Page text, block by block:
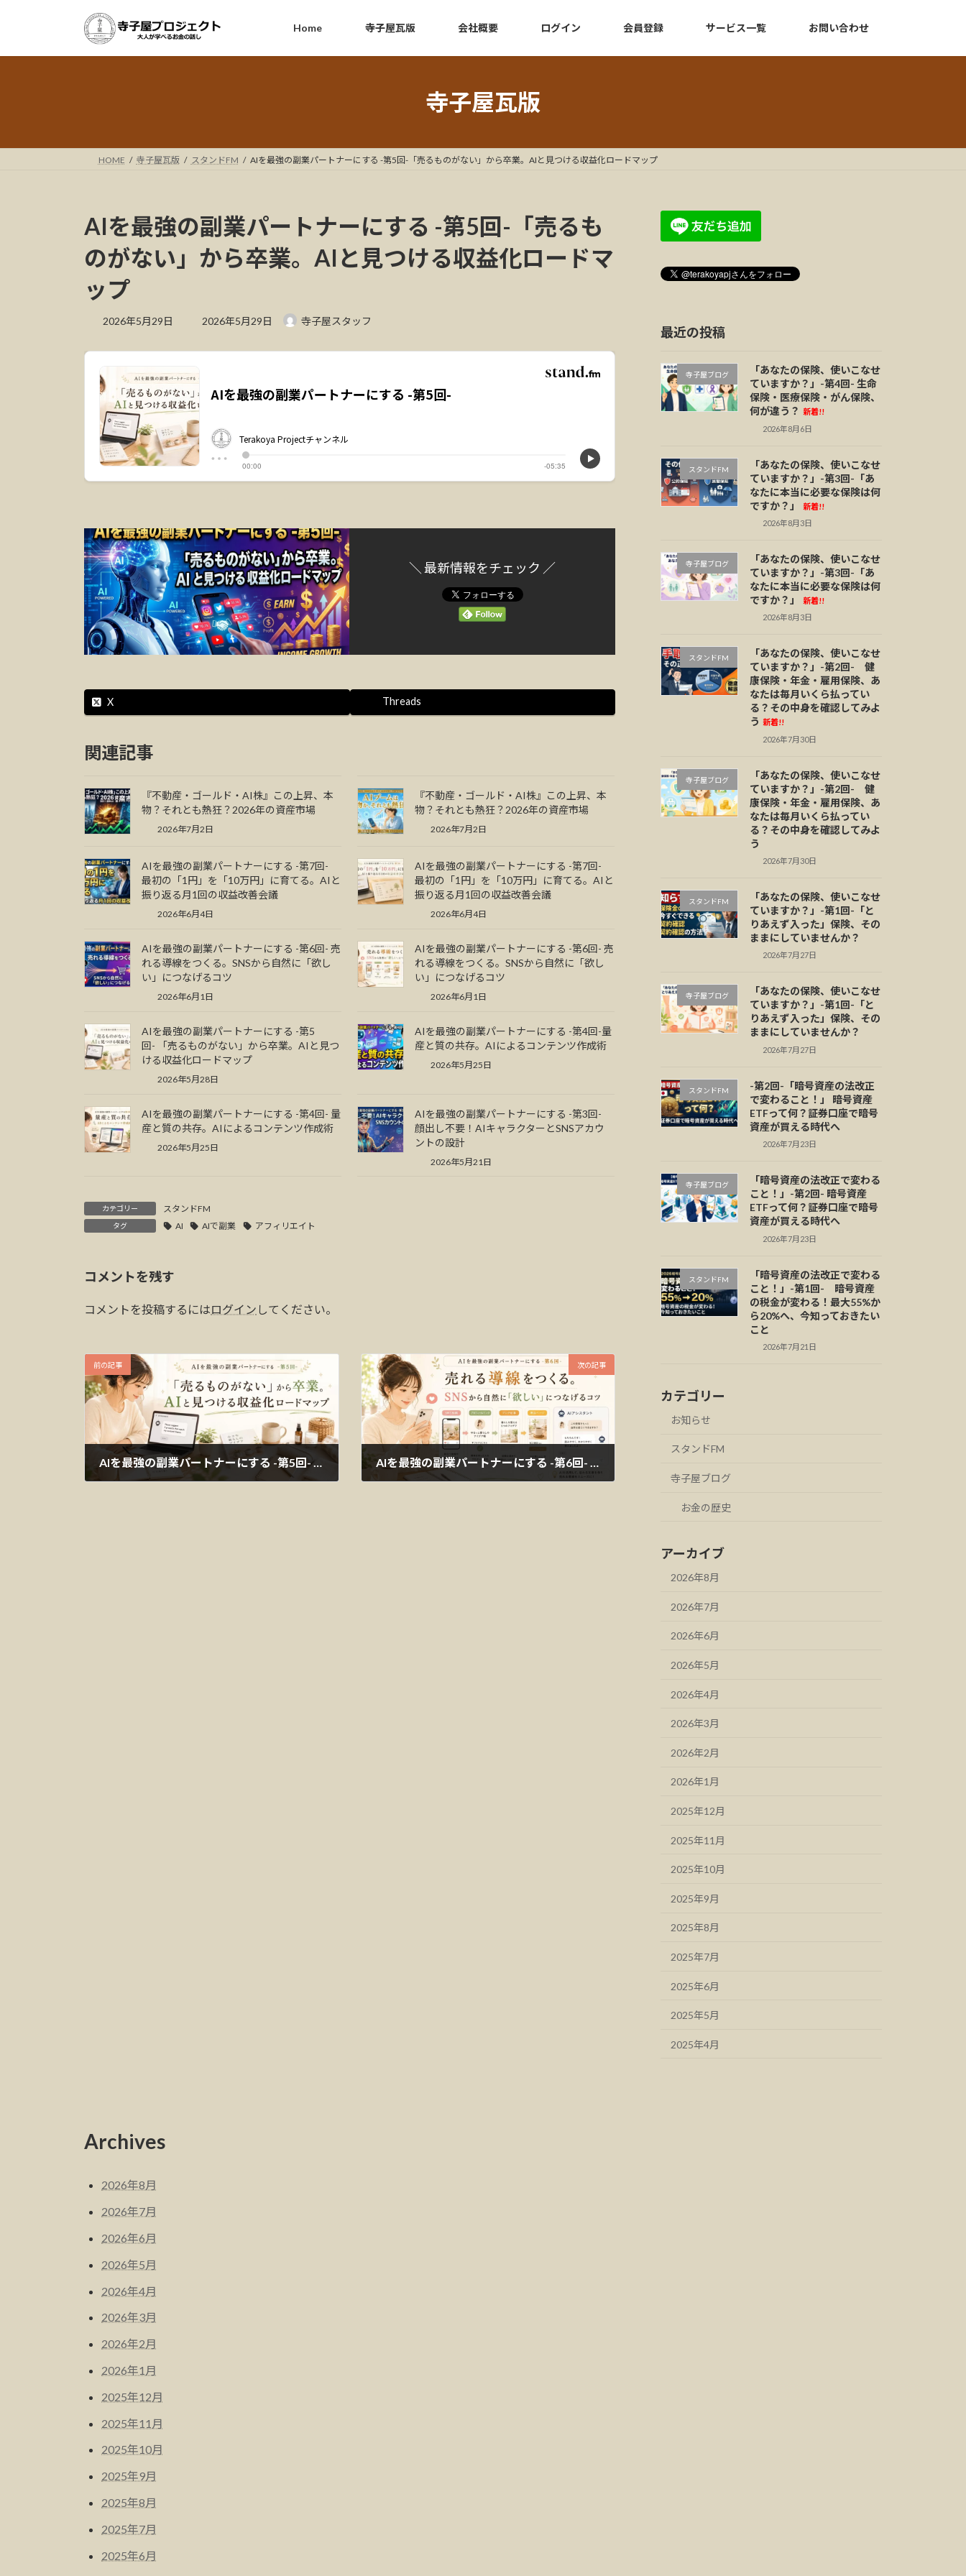
ン
ッ
ー
移
Home 寺子屋瓦版 会社概要 ログイン 会員登録 サービス一覧 お問い合わせ
寺子屋瓦版
HOME 寺子屋瓦版 スタンドFM AIを最強の副業パートナーにする -第5回-「売るものがない」から卒業。AIと見つける収益化ロードマップ
AIを最強の副業パートナーにする -第5回-「売るも
のがない」から卒業。AIと見つける収益化ロードマ
ップ
2026年5月29日
最
2026年5月29日 寺子屋スタッフ
＼ 最新情報をチェック ／
X Threads
関連記事
『不動産・ゴールド・AI株』この上昇、本
物？それとも熱狂？2026年の資産市場
2026年7月2日
『不動産・ゴールド・AI株』この上昇、本
物？それとも熱狂？2026年の資産市場
2026年7月2日
AIを最強の副業パートナーにする -第7回-
最初の「1円」を「10万円」に育てる。AIと
振り返る月1回の収益改善会議
2026年6月4日
AIを最強の副業パートナーにする -第7回-
最初の「1円」を「10万円」に育てる。AIと
振り返る月1回の収益改善会議
2026年6月4日
AIを最強の副業パートナーにする -第6回- 売
れる導線をつくる。SNSから自然に「欲し
い」につなげるコツ
2026年6月1日
AIを最強の副業パートナーにする -第6回- 売
れる導線をつくる。SNSから自然に「欲し
い」につなげるコツ
2026年6月1日
AIを最強の副業パートナーにする -第5
回- 「売るものがない」から卒業。AIと見つ
ける収益化ロードマップ
2026年5月28日
AIを最強の副業パートナーにする -第4回-量
産と質の共存。AIによるコンテンツ作成術
2026年5月25日
AIを最強の副業パートナーにする -第4回- 量
産と質の共存。AIによるコンテンツ作成術
2026年5月25日
AIを最強の副業パートナーにする -第3回-
顔出し不要！AIキャラクターとSNSアカウ
ントの設計
2026年5月21日
カテゴリー スタンドFM
タグ AI AIで副業 アフィリエイト
コメントを残す
コメントを投稿するにはログイン してください。
前の記事
AIを最強の副業パートナーにする -第5回- 「売るものがない」から卒業。AIと見つける収益化ロードマップ
次の記事
最近の投稿
寺子屋ブログ
「あなたの保険、使いこなせ
ていますか？」-第4回- 生命
保険・医療保険・がん保険、
何が違う？ 新着!!
2026年8月6日
スタンドFM
「あなたの保険、使いこなせ
ていますか？」-第3回-「あ
なたに本当に必要な保険は何
ですか？」
新着!!
2026年8月3日
寺子屋ブログ
「あなたの保険、使いこなせ
ていますか？」-第3回-「あ
なたに本当に必要な保険は何
ですか？」
新着!!
2026年8月3日
スタンドFM
「あなたの保険、使いこなせ
ていますか？」-第2回- 健
康保険・年金・雇用保険、あ
なたは毎月いくら払ってい
る？その中身を確認してみよ
う 新着!!
2026年7月30日
寺子屋ブログ
「あなたの保険、使いこなせ
ていますか？」-第2回- 健
康保険・年金・雇用保険、あ
なたは毎月いくら払ってい
る？その中身を確認してみよ
う
2026年7月30日
スタンドFM
「あなたの保険、使いこなせ
ていますか？」-第1回-「と
りあえず入った」保険、その
ままにしていませんか？
2026年7月27日
寺子屋ブログ
「あなたの保険、使いこなせ
ていますか？」-第1回-「と
りあえず入った」保険、その
ままにしていませんか？
2026年7月27日
スタンドFM
-第2回-「暗号資産の法改正
で変わること！」 暗号資産
ETFって何？証券口座で暗号
資産が買える時代へ
2026年7月23日
寺子屋ブログ
「暗号資産の法改正で変わる
こと！」-第2回- 暗号資産
ETFって何？証券口座で暗号
資産が買える時代へ
2026年7月23日
スタンドFM
「暗号資産の法改正で変わる
こと！」-第1回- 暗号資産
の税金が変わる！最大55%か
ら20%へ、今知っておきたい
こと
2026年7月21日
カテゴリー
お知らせ
スタンドFM
寺子屋ブログ
お金の歴史
アーカイブ
2026年8月
2026年7月
2026年6月
2026年5月
2026年4月
2026年3月
2026年2月
2026年1月
2025年12月
2025年11月
2025年10月
2025年9月
2025年8月
2025年7月
2025年6月
2025年5月
2025年4月
Archives
2026年8月
2026年7月
2026年6月
2026年5月
2026年4月
2026年3月
2026年2月
2026年1月
2025年12月
2025年11月
2025年10月
2025年9月
2025年8月
2025年7月
2025年6月